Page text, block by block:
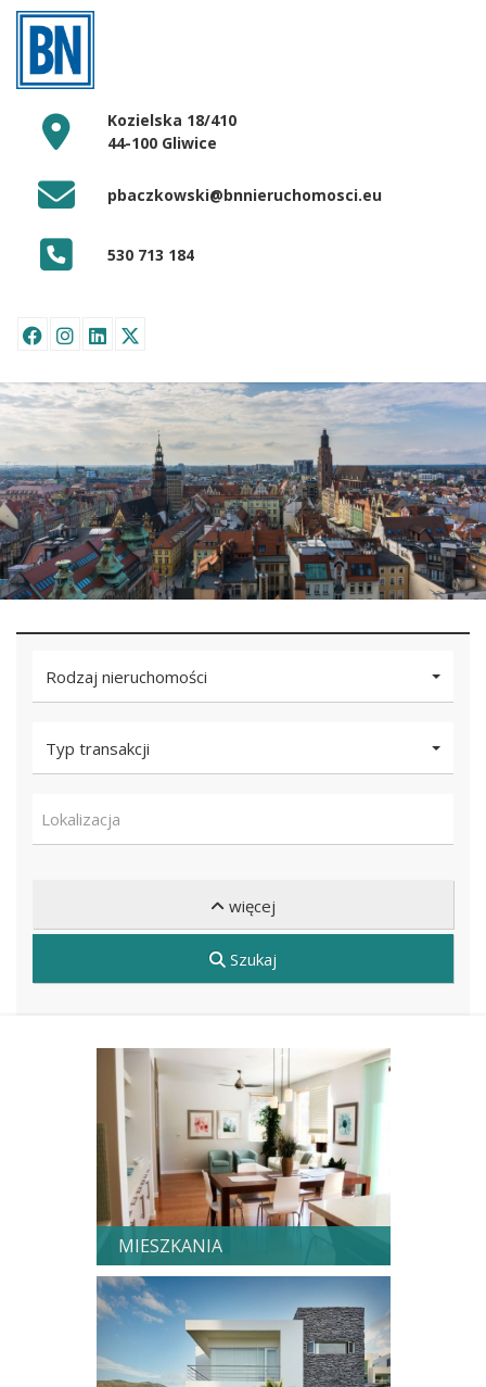
Kozielska 18/410
44-100 Gliwice
pbaczkowski@bnnieruchomosci.eu
530 713 184
Rodzaj nieruchomości
Typ transakcji
Lokalizacja
więcej
Szukaj
MIESZKANIA